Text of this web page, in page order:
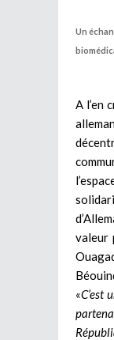
Un
A l’en
valeur
«C’est